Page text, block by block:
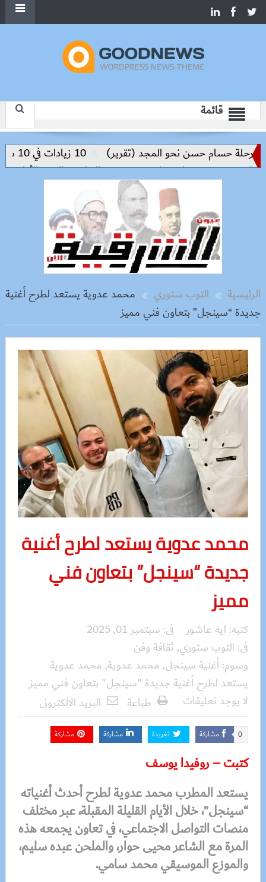
قائمة
حسام حسن نحو المجد (تقرير)
10 زيادات في 10 سنوات.. هل حان الوقت لرفع دعم البنزين نهائيا؟
مصطفى طه يقود مسيرة التطوير والتميز الأكاديمي
الرئيسية التوب ستوري
محمد عدوية يستعد لطرح أغنية
جديدة “سينجل” بتعاون فني مميز
محمد عدوية يستعد لطرح أغنية
جديدة “سينجل” بتعاون فني
مميز
كتبه: ايه عاشور فى: سبتمبر 01, 2025
فى: التوب ستوري, ثقافة وفن
وسوم:أغنية سينجل, محمد عدوية, محمد عدوية
يستعد لطرح أغنية جديدة "سينجل" بتعاون فني مميز
لا يوجد تعليقات
طباعة البريد الالكترونى
مشاركة 0 تغريدة مشاركة مشاركة
كتبت – روفيدا يوسف
يستعد المطرب محمد عدوية لطرح أحدث أغنياته
“سينجل”، خلال الأيام القليلة المقبلة، عبر مختلف
منصات التواصل الاجتماعي، في تعاون يجمعه هذه
المرة مع الشاعر محيى حوار، والملحن عبده سليم،
والموزع الموسيقي محمد سامي.